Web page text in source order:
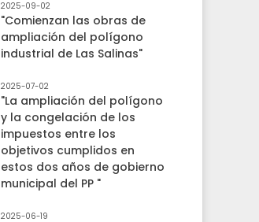
2025-09-02
"Comienzan las obras de
ampliación del polígono
industrial de Las Salinas"
2025-07-02
"La ampliación del polígono
y la congelación de los
impuestos entre los
objetivos cumplidos en
estos dos años de gobierno
municipal del PP "
2025-06-19